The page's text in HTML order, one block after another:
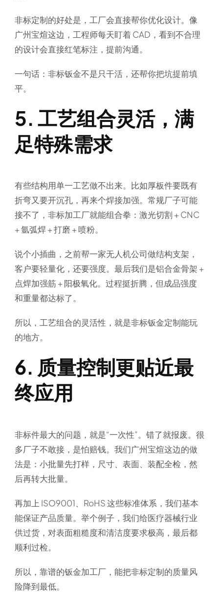
非标定制的好处是，工厂会直接帮你优化设计。像
广州宝煊这边，工程师每天盯着 CAD，看到不合理
的设计会直接红笔标注，提前沟通。
一句话：非标钣金不是只干活，还帮你把坑提前填
平。
5. 工艺组合灵活，满
足特殊需求
有些结构用单一工艺做不出来。比如厚板件要既有
折弯又要开沉孔，再来个焊接加强。常规厂子可能
接不了，非标加工厂就能组合拳：激光切割 + CNC
+ 氩弧焊 + 打磨 + 喷粉。
说个小插曲，之前帮一家无人机公司做结构支架，
客户要轻量化，还要强度。最后我们是铝合金骨架 +
点焊加强筋 + 阳极氧化。过程挺折腾，但成品强度
和重量都达标了。
所以，工艺组合的灵活性，就是非标钣金定制能玩
的地方。
6. 质量控制更贴近最
终应用
非标件最大的问题，就是“一次性”。错了就报废。很
多厂子不敢接，是怕赔钱。我们广州宝煊这边的做
法是：小批量先打样，尺寸、表面、装配全检，然
后再转大批量。
再加上 ISO9001、RoHS 这些标准体系，我们基本
能保证产品质量。举个例子，我们给医疗器械行业
供过货，对表面粗糙度和清洁度要求极高，最后都
顺利过检。
所以，靠谱的钣金加工厂，能把非标定制的质量风
险降到最低。